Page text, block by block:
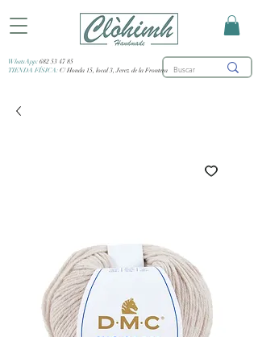
WhatsApp: 682 53 47 85
TIENDA FÍSICA: C/ Honda 15, local 3, Jerez de la Frontera